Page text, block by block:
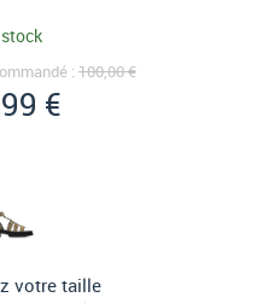
: 100,00 €
€
votre taille